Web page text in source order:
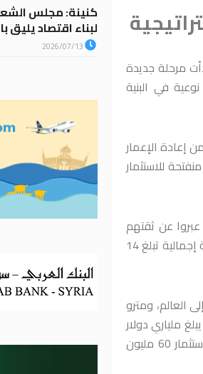
مرحلة جديدة
في البنية
إعادة الإعمار
للاستثمار
عن ثقتهم
بمستقبل سوريا وشعبها الصامد، وقال: نعلن اليوم عن مجموعة من الشراكات الاستراتيجية الكبرى وعددها 12 مشروعاً بقيمة إجمالية تبلغ 14
بوابة سوريا إلى العالم، ومترو
ملياري دولار
أمريكي وهي معلم معماري ورمز للنهضة، وأبراج البرامكة باستثمار يبلغ 500 مليون دولار أمريكي ومعها مول البرامكة باستثمار 60 مليون
كنينة: مجلس
لبناء اقتصاد يليق
2026/07/13